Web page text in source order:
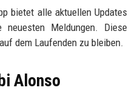
bietet alle aktuellen Updates
Meldungen. Diese
dem Laufenden zu bleiben.
Alonso